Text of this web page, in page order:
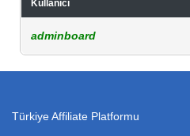
Kullanıcı
adminboard
Türkiye Affiliate Platformu